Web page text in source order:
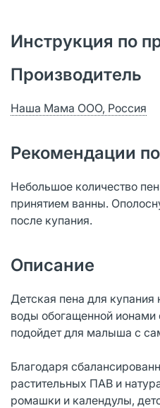
Инструкция по
Производитель
Наша Мама ООО, Россия
Рекомендации
Небольшое количество
принятием ванны.
после купания.
Описание
Детская пена для купания
воды обогащенной ионами
подойдет для малыша с
Благодаря
растительных ПАВ и
ромашки и календулы,